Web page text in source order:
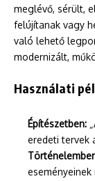
meglévő, sérült,
felújítanak vagy
való lehető
modernizált,
Használati
Építészetben:
eredeti tervek